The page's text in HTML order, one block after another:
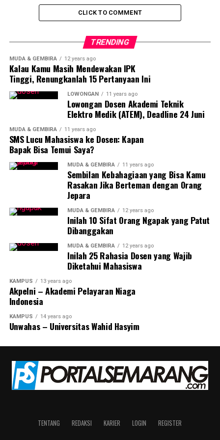
kecenderungan mengabaikan kebenaran faktual akibat
fanatisme pada pihak tertentu.
Kompas.com menggunakan taktik ini saat menerbitkan
berita berjudul “Pendukung Anies Baswedan Minta UU
Penghapusan Diskriminasi Etnis dan Ras Dihapus”.
Frasa “Pendukung Anies Baswedan” adalah pernyataan
umum yang bermakna luas. Tapi frasa itu digunakan
untuk menggantikan subjek tunggal, yaitu Sam Aliano,
seolah-oleh satu orang itu merepresentasikan
keseluruhan populasi.
Apa motif media ini menggeneralisasi? Itu patut
diselidiki lebih mendalam.
Rahmat Petuguran
MEDIA MEDIA LITERACY
UP NEXT
Banser dan HTI, Perdebatan yang Melampaui Identitas?
Saat Mumet Baca Jurnal Berbahasa Inggris, Aku
Terselamatkan Jasa Penerjemahan di Unnes
rahmat petuguran
CLICK TO COMMENT
TRENDING
MUDA & GEMBIRA 12 years ago
Kalau Kamu Masih Mendewakan IPK
Tinggi, Renungkanlah 15 Pertanyaan Ini
LOWONGAN 11 years ago
Lowongan Dosen Akademi Teknik
Elektro Medik (ATEM), Deadline 24 Juni
MUDA & GEMBIRA 11 years ago
SMS Lucu Mahasiswa ke Dosen: Kapan
Bapak Bisa Temui Saya?
MUDA & GEMBIRA 11 years ago
Sembilan Kebahagiaan yang Bisa Kamu
Rasakan Jika Berteman dengan Orang
Jepara
MUDA & GEMBIRA 12 years ago
Inilah 10 Sifat Orang Ngapak yang Patut
Dibanggakan
MUDA & GEMBIRA 12 years ago
Inilah 25 Rahasia Dosen yang Wajib
Diketahui Mahasiswa
KAMPUS 13 years ago
Akpelni – Akademi Pelayaran Niaga
Indonesia
KAMPUS 14 years ago
Unwahas – Universitas Wahid Hasyim
TENTANG REDAKSI KARIER LOGIN REGISTER